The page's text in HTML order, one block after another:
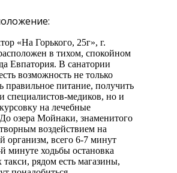
«На Горького, 25г», г.
в тихом, спокойном
Евпатория. В санатории
возможность не только
правильное питание, получить
специалистов-медиков, но и
на лечебные
озера Мойнаки, знаменитого
воздействием на
организм, всего 6-7 минут
минуте ходьбы остановка
рядом есть магазины,